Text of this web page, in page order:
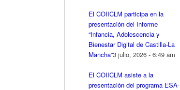
El COIICLM participa en la
presentación del Informe
“Infancia, Adolescencia y
Bienestar Digital de Castilla-La
Mancha”3 julio, 2026 - 6:49 am
El COIICLM asiste a la
presentación del programa ESA-